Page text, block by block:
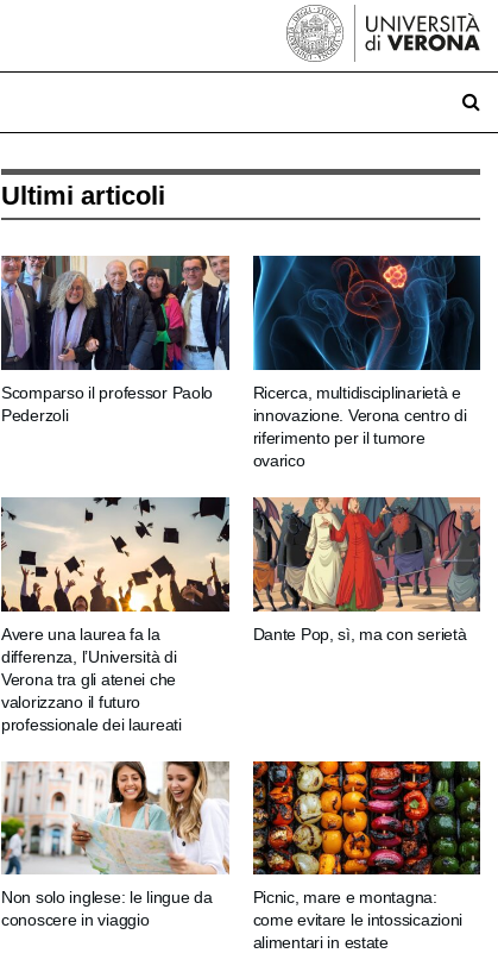
Ultimi articoli
Scomparso il professor Paolo
Pederzoli
Ricerca, multidisciplinarietà e
innovazione. Verona centro di
riferimento per il tumore
ovarico
Avere una laurea fa la
differenza, l’Università di
Verona tra gli atenei che
valorizzano il futuro
professionale dei laureati
Dante Pop, sì, ma con serietà
Non solo inglese: le lingue da
conoscere in viaggio
Picnic, mare e montagna:
come evitare le intossicazioni
alimentari in estate